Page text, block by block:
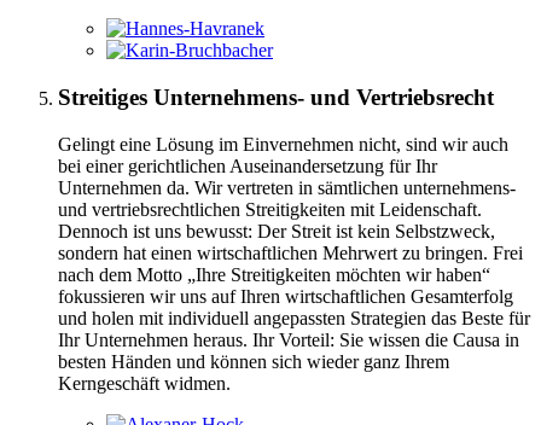
Streitiges Unternehmens- und Vertriebsrecht
Gelingt eine Lösung im Einvernehmen nicht, sind wir auch
bei einer gerichtlichen Auseinandersetzung für Ihr
Unternehmen da. Wir vertreten in sämtlichen unternehmens-
und vertriebsrechtlichen Streitigkeiten mit Leidenschaft.
Dennoch ist uns bewusst: Der Streit ist kein Selbstzweck,
sondern hat einen wirtschaftlichen Mehrwert zu bringen. Frei
nach dem Motto „Ihre Streitigkeiten möchten wir haben“
fokussieren wir uns auf Ihren wirtschaftlichen Gesamterfolg
und holen mit individuell angepassten Strategien das Beste für
Ihr Unternehmen heraus. Ihr Vorteil: Sie wissen die Causa in
besten Händen und können sich wieder ganz Ihrem
Kerngeschäft widmen.